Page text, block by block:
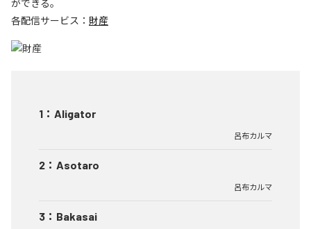
ができる。
各配信サービス： 財産
1 ： Aligator
呂布カルマ
2 ： Asotaro
呂布カルマ
3 ： Bakasai